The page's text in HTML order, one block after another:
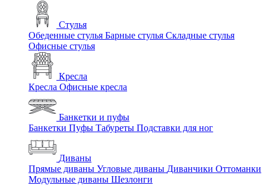
Стулья
Обеденные стулья Барные стулья Складные стулья
Офисные стулья
Кресла
Кресла Офисные кресла
Банкетки и пуфы
Банкетки Пуфы Табуреты Подставки для ног
Диваны
Прямые диваны Угловые диваны Диванчики Оттоманки
Модульные диваны Шезлонги